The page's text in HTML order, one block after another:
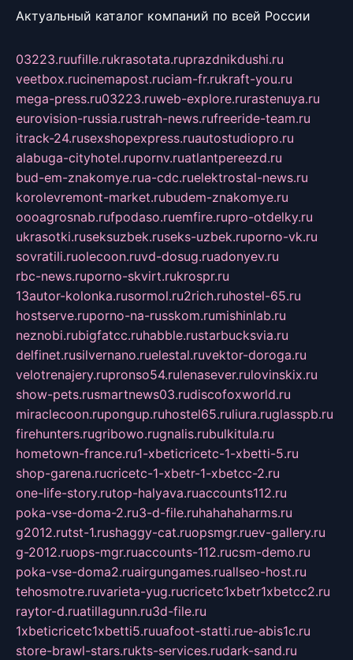
Актуальный каталог компаний по всей России
03223.ruufille.rukrasotata.ruprazdnikdushi.ru
veetbox.rucinemapost.ruciam-fr.rukraft-you.ru
mega-press.ru03223.ruweb-explore.rurastenuya.ru
eurovision-russia.rustrah-news.rufreeride-team.ru
itrack-24.rusexshopexpress.ruautostudiopro.ru
alabuga-cityhotel.rupornv.ruatlantpereezd.ru
bud-em-znakomye.rua-cdc.ruelektrostal-news.ru
korolevremont-market.rubudem-znakomye.ru
oooagrosnab.rufpodaso.ruemfire.rupro-otdelky.ru
ukrasotki.ruseksuzbek.ruseks-uzbek.ruporno-vk.ru
sovratili.ruolecoon.ruvd-dosug.ruadonyev.ru
rbc-news.ruporno-skvirt.rukrospr.ru
13autor-kolonka.rusormol.ru2rich.ruhostel-65.ru
hostserve.ruporno-na-russkom.rumishinlab.ru
neznobi.rubigfatcc.ruhabble.rustarbucksvia.ru
delfinet.rusilvernano.ruelestal.ruvektor-doroga.ru
velotrenajery.rupronso54.rulenasever.rulovinskix.ru
show-pets.rusmartnews03.rudiscofoxworld.ru
miraclecoon.rupongup.ruhostel65.ruliura.ruglasspb.ru
firehunters.rugribowo.rugnalis.rubulkitula.ru
hometown-france.ru1-xbeticricetc-1-xbetti-5.ru
shop-garena.rucricetc-1-xbetr-1-xbetcc-2.ru
one-life-story.rutop-halyava.ruaccounts112.ru
poka-vse-doma-2.ru3-d-file.ruhahahaharms.ru
g2012.rutst-1.rushaggy-cat.ruopsmgr.ruev-gallery.ru
g-2012.ruops-mgr.ruaccounts-112.rucsm-demo.ru
poka-vse-doma2.ruairgungames.ruallseo-host.ru
tehosmotre.ruvarieta-yug.rucricetc1xbetr1xbetcc2.ru
raytor-d.ruatillagunn.ru3d-file.ru
1xbeticricetc1xbetti5.ruuafoot-statti.rue-abis1c.ru
store-brawl-stars.rukts-services.rudark-sand.ru